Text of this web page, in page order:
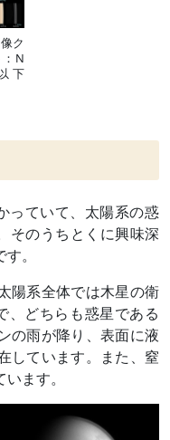
ク
：N
下
っていて、太陽系の惑
そのうちとくに興味深
。
陽系全体では木星の衛
、どちらも惑星である
の雨が降り、表面に液
しています。また、窒
ます。